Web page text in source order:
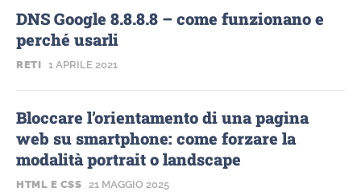
DNS Google 8.8.8.8 – come funzionano e
perché usarli
RETI 1 APRILE 2021
Bloccare l’orientamento di una pagina
web su smartphone: come forzare la
modalità portrait o landscape
HTML E CSS 21 MAGGIO 2025